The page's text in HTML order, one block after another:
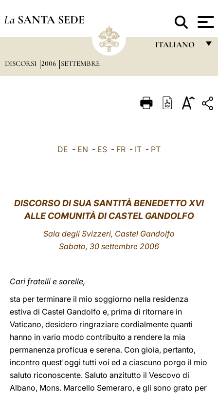
La SANTA SEDE
ITALIANO
ITALIANO
中文
LATINE
DISCORSI 2006 SETTEMBRE
DE - EN - ES - FR - IT - PT
DISCORSO DI SUA SANTITÀ BENEDETTO XVI
ALLE COMUNITÀ DI CASTEL GANDOLFO
Sala degli Svizzeri, Castel Gandolfo
Sabato, 30 settembre 2006
Cari fratelli e sorelle,
sta per terminare il mio soggiorno nella residenza
estiva di Castel Gandolfo e, prima di ritornare in
Vaticano, desidero ringraziare cordialmente quanti
hanno in vario modo contribuito a rendere la mia
permanenza proficua e serena. Con gioia, pertanto,
incontro quest'oggi tutti voi ed a ciascuno porgo il mio
saluto riconoscente. Saluto anzitutto il Vescovo di
Albano, Mons. Marcello Semeraro, e gli sono grato per